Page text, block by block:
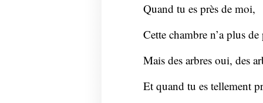
Quand tu es près de moi,
Cette chambre n’a plus de
Mais des arbres oui, des
Et quand tu es tellement